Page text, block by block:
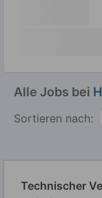
Alle Jobs bei
Sortieren nach:
Technischer